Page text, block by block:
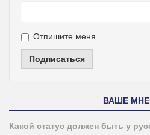
Отпишите меня
Подписаться
ВАШЕ
Какой статус должен быть у